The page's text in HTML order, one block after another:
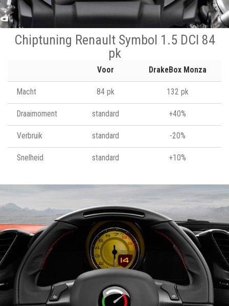
Chiptuning Renault Symbol 1.5 DCI 84
pk
Voor DrakeBox Monza
Macht 84 pk 132 pk
Draaimoment standard +40%
Verbruik standard -20%
Snelheid standard +10%